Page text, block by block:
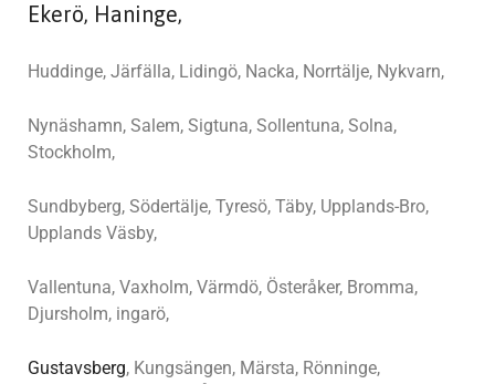
Ekerö, Haninge,
Huddinge, Järfälla, Lidingö, Nacka, Norrtälje, Nykvarn,
Nynäshamn, Salem, Sigtuna, Sollentuna, Solna,
Stockholm,
Sundbyberg, Södertälje, Tyresö, Täby, Upplands-Bro,
Upplands Väsby,
Vallentuna, Vaxholm, Värmdö, Österåker, Bromma,
Djursholm, ingarö,
Gustavsberg, Kungsängen, Märsta, Rönninge,